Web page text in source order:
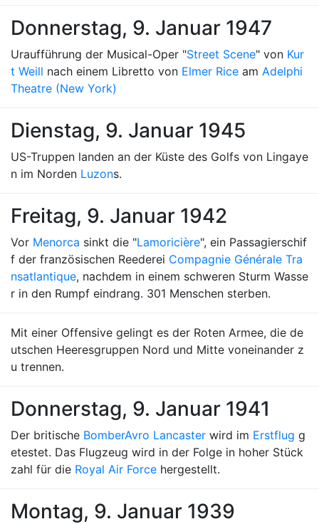
Donnerstag, 9. Januar 1947
Uraufführung der Musical-Oper "Street Scene" von Kur
t Weill nach einem Libretto von Elmer Rice am Adelphi
Theatre (New York)
Dienstag, 9. Januar 1945
US-Truppen landen an der Küste des Golfs von Lingaye
n im Norden Luzons.
Freitag, 9. Januar 1942
Vor Menorca sinkt die "Lamoricière", ein Passagierschif
f der französischen Reederei Compagnie Générale Tra
nsatlantique, nachdem in einem schweren Sturm Wasse
r in den Rumpf eindrang. 301 Menschen sterben.
Mit einer Offensive gelingt es der Roten Armee, die de
utschen Heeresgruppen Nord und Mitte voneinander z
u trennen.
Donnerstag, 9. Januar 1941
Der britische BomberAvro Lancaster wird im Erstflug g
etestet. Das Flugzeug wird in der Folge in hoher Stück
zahl für die Royal Air Force hergestellt.
Montag, 9. Januar 1939